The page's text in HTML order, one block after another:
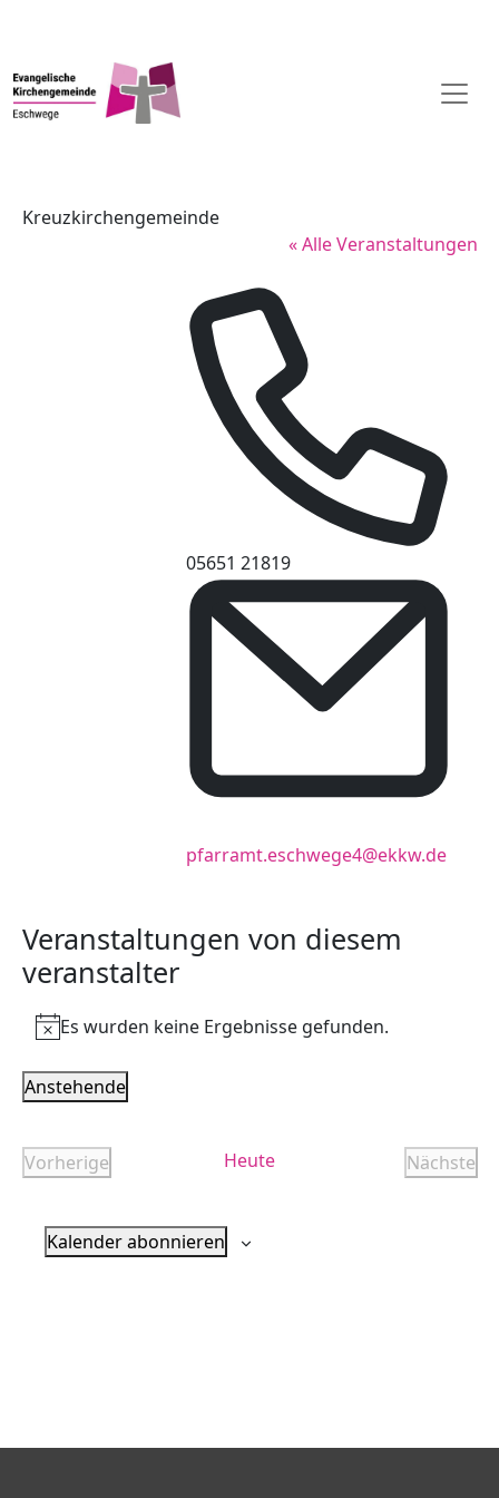
Kreuzkirchengemeinde
« Alle Veranstaltungen
Telefon
05651 21819
Email
pfarramt.eschwege4@ekkw.de
Veranstaltungen von diesem
veranstalter
Hinweis
Es wurden keine Ergebnisse gefunden.
Anstehende
wählen.
Vorherige
Heute
Nächste
Kalender abonnieren